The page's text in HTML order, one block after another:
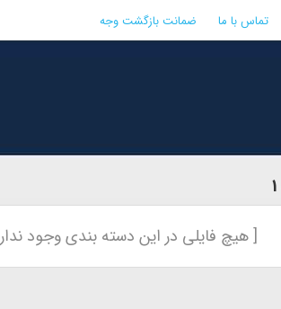
تماس با ما ضمانت بازگشت وجه
[ هیچ فایلی در این دسته بندی وجود